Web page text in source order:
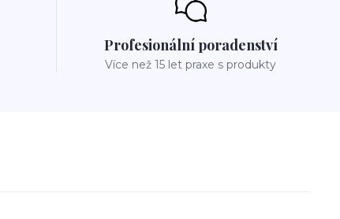
Profesionální poradenství
Více než 15 let praxe s produkty